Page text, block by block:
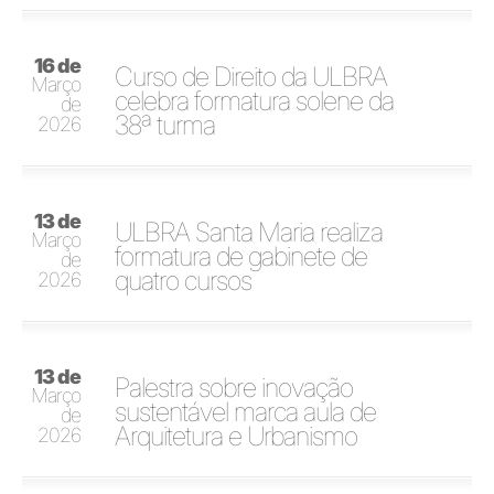
16 de
Março
de
2026
Curso de Direito da ULBRA
celebra formatura solene da
38ª turma
13 de
Março
de
2026
ULBRA Santa Maria realiza
formatura de gabinete de
quatro cursos
13 de
Março
de
2026
Palestra sobre inovação
sustentável marca aula de
Arquitetura e Urbanismo